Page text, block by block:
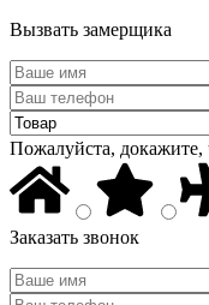
Вызвать замерщика
Пожалуйста, докажите,
Заказать звонок